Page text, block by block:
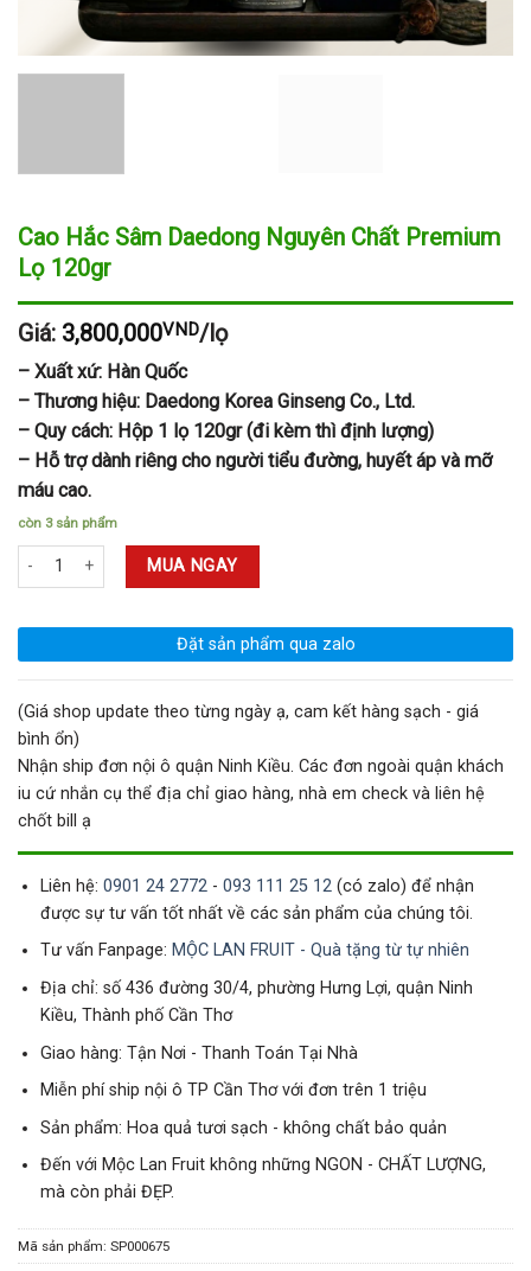
Cao Hắc Sâm Daedong Nguyên Chất Premium
Lọ 120gr
Giá: 3,800,000VND/lọ
– Xuất xứ: Hàn Quốc
– Thương hiệu: Daedong Korea Ginseng Co., Ltd.
– Quy cách: Hộp 1 lọ 120gr (đi kèm thì định lượng)
– Hỗ trợ dành riêng cho người tiểu đường, huyết áp và mỡ
máu cao.
còn 3 sản phẩm
Cao Hắc Sâm Daedong Nguyên Chất Premium Lọ 120gr số lượng
MUA NGAY
Đặt sản phẩm qua zalo
(Giá shop update theo từng ngày ạ, cam kết hàng sạch - giá
bình ổn)
Nhận ship đơn nội ô quận Ninh Kiều. Các đơn ngoài quận khách
iu cứ nhắn cụ thể địa chỉ giao hàng, nhà em check và liên hệ
chốt bill ạ
Liên hệ: 0901 24 2772- 093 111 25 12(có zalo) để nhận
được sự tư vấn tốt nhất về các sản phẩm của chúng tôi.
Tư vấn Fanpage: MỘC LAN FRUIT - Quà tặng từ tự nhiên
Địa chỉ: số 436 đường 30/4, phường Hưng Lợi, quận Ninh
Kiều, Thành phố Cần Thơ
Giao hàng: Tận Nơi - Thanh Toán Tại Nhà
Miễn phí ship nội ô TP Cần Thơ với đơn trên 1 triệu
Sản phẩm: Hoa quả tươi sạch - không chất bảo quản
Đến với Mộc Lan Fruit không những NGON - CHẤT LƯỢNG,
mà còn phải ĐẸP.
Mã sản phẩm: SP000675